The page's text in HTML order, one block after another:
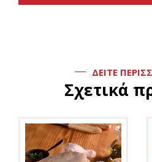
ΔΕΙΤΕ
Σχετικά